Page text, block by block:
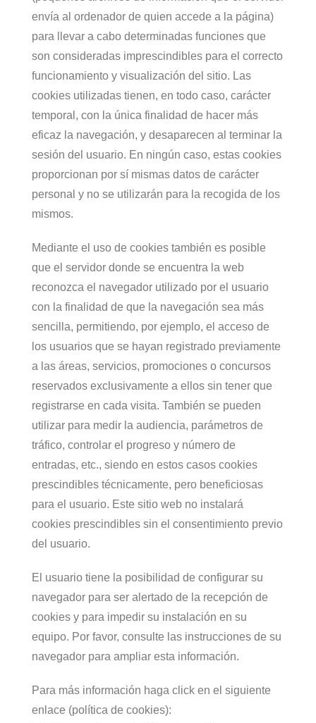
envía al ordenador de quien accede a la página)
para llevar a cabo determinadas funciones que
son consideradas imprescindibles para el correcto
funcionamiento y visualización del sitio. Las
cookies utilizadas tienen, en todo caso, carácter
temporal, con la única finalidad de hacer más
eficaz la navegación, y desaparecen al terminar la
sesión del usuario. En ningún caso, estas cookies
proporcionan por sí mismas datos de carácter
personal y no se utilizarán para la recogida de los
mismos.
Mediante el uso de cookies también es posible
que el servidor donde se encuentra la web
reconozca el navegador utilizado por el usuario
con la finalidad de que la navegación sea más
sencilla, permitiendo, por ejemplo, el acceso de
los usuarios que se hayan registrado previamente
a las áreas, servicios, promociones o concursos
reservados exclusivamente a ellos sin tener que
registrarse en cada visita. También se pueden
utilizar para medir la audiencia, parámetros de
tráfico, controlar el progreso y número de
entradas, etc., siendo en estos casos cookies
prescindibles técnicamente, pero beneficiosas
para el usuario. Este sitio web no instalará
cookies prescindibles sin el consentimiento previo
del usuario.
El usuario tiene la posibilidad de configurar su
navegador para ser alertado de la recepción de
cookies y para impedir su instalación en su
equipo. Por favor, consulte las instrucciones de su
navegador para ampliar esta información.
Para más información haga click en el siguiente
enlace (política de cookies):